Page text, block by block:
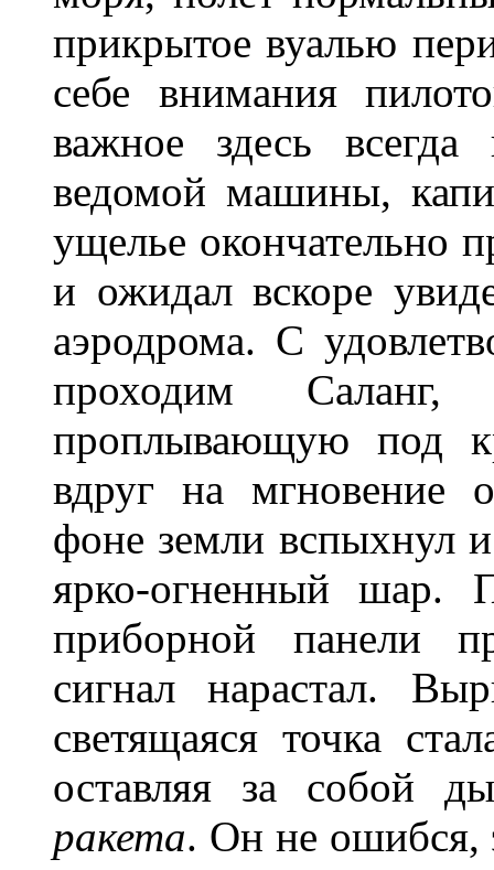
прикрытое вуалью
себе внимания
важное здесь
ведомой машины,
ущелье окончательно
и ожидал вскоре
аэродрома. С
проходим
проплывающую под
вдруг на мгновение
фоне земли вспыхнул
ярко-огненный шар.
приборной панели
сигнал нарастал.
светящаяся точка
оставляя за собой
ракета. Он не ошибся,